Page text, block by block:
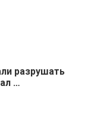
разрушать
…